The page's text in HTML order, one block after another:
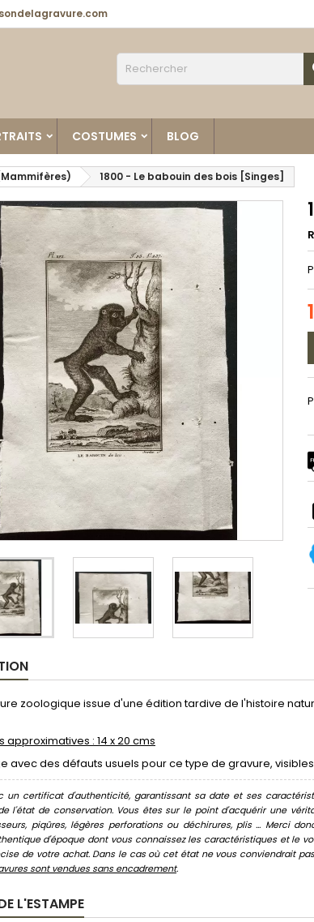
COSTUMES BLOG
1800 - Le babouin des bois [Singes]
zoologique issue d'une édition tardive de l'histoire
approximatives : 14 x 20 cms
avec des défauts usuels pour ce type de gravure,
un certificat d'authenticité, garantissant sa date et ses
l'état de conservation. Vous êtes sur le point d'acquérir une
piqûres, légères perforations ou déchirures, plis ... Merci
d'époque dont vous connaissez les caractéristiques et le
de votre achat. Dans le cas où cet état ne vous conviendrait
sont vendues sans encadrement.
L'ESTAMPE